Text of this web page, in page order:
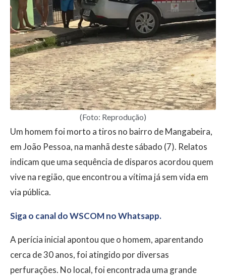
(Foto: Reprodução)
Um homem foi morto a tiros no bairro de Mangabeira,
em João Pessoa, na manhã deste sábado (7). Relatos
indicam que uma sequência de disparos acordou quem
vive na região, que encontrou a vítima já sem vida em
via pública.
Siga o canal do WSCOM no Whatsapp.
A perícia inicial apontou que o homem, aparentando
cerca de 30 anos, foi atingido por diversas
perfurações. No local, foi encontrada uma grande